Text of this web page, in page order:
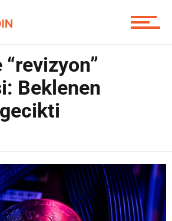
“revizyon”
Beklenen